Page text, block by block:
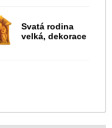
Svatá rodina
velká, dekorace